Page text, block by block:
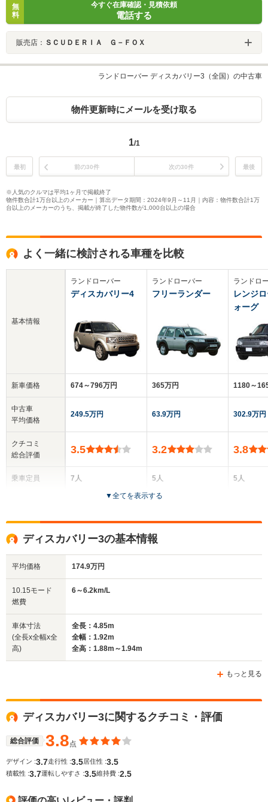
無
料
今すぐ在庫確認・見積依頼
電話する
販売店： ＳＣＵＤＥＲＩＡ Ｇ－ＦＯＸ
ランドローバー ディスカバリー3（全国）の中古車
物件更新時にメールを受け取る
1/1
最初 前の30件 次の30件 最後
※人気のクルマは平均1ヶ月で掲載終了
物件数合計1万台以上のメーカー｜算出データ期間：2024年9月～11月｜内容：物件数合計1万
台以上のメーカーのうち、掲載が終了した物件数が1,000台以上の場合
よく一緒に検討される車種を比較
基本情報
新車価格
中古車
平均価格
クチコミ
総合評価
乗車定員
サイズ
(全長x全幅x全高)
WLTCモード
燃費
ランドローバー
ディスカバリー4
674～796万円
249.5万円
3.5
7人
1.89m
全幅
1.92m
ランドローバー
フリーランダー
365万円
63.9万円
3.2
5人
3～5ドア
ランドロ
レンジ
ォーグ
1180～
302.9万円
3.8
5人
▼全てを表示する
ディスカバリー3の基本情報
平均価格 174.9万円
10.15モード
燃費
6～6.2km/L
車体寸法
(全長x全幅x全
高)
全長：4.85m
全幅：1.92m
全高：1.88m～1.94m
もっと見る
ディスカバリー3に関するクチコミ・評価
総合評価 3.8点
デザイン :3.7走行性 :3.5 居住性 :3.5
積載性 :3.7運転しやすさ :3.5維持費 :2.5